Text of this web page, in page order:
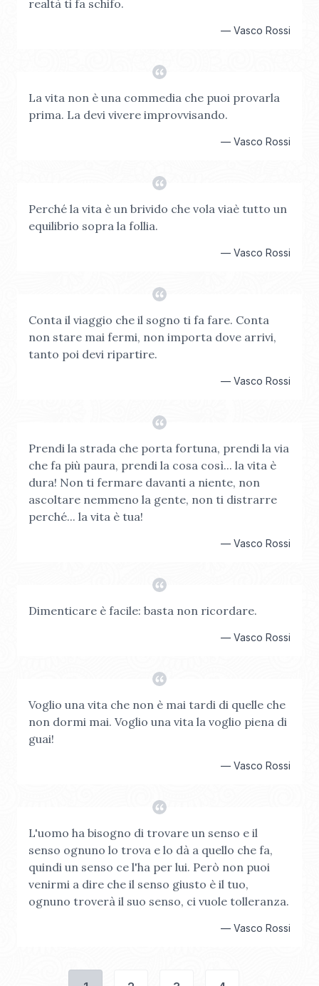
realtà ti fa schifo.
— Vasco Rossi
La vita non è una commedia che puoi provarla
prima. La devi vivere improvvisando.
— Vasco Rossi
Perché la vita è un brivido che vola viaè tutto un
equilibrio sopra la follia.
— Vasco Rossi
Conta il viaggio che il sogno ti fa fare. Conta
non stare mai fermi, non importa dove arrivi,
tanto poi devi ripartire.
— Vasco Rossi
Prendi la strada che porta fortuna, prendi la via
che fa più paura, prendi la cosa così... la vita è
dura! Non ti fermare davanti a niente, non
ascoltare nemmeno la gente, non ti distrarre
perché... la vita è tua!
— Vasco Rossi
Dimenticare è facile: basta non ricordare.
— Vasco Rossi
Voglio una vita che non è mai tardi di quelle che
non dormi mai. Voglio una vita la voglio piena di
guai!
— Vasco Rossi
L'uomo ha bisogno di trovare un senso e il
senso ognuno lo trova e lo dà a quello che fa,
quindi un senso ce l'ha per lui. Però non puoi
venirmi a dire che il senso giusto è il tuo,
ognuno troverà il suo senso, ci vuole tolleranza.
— Vasco Rossi